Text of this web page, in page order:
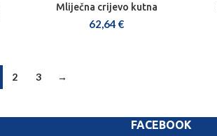
DODAJ U KOŠARICU
Mliječna crijevo kutna
62,64 €
2 3 →
FACEBOOK